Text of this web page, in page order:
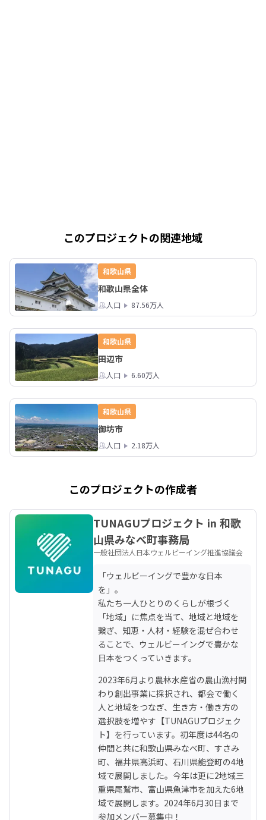
このプロジェクトの関連地域
和歌山県
和歌山県全体
人口 87.56万人
和歌山県
田辺市
人口 6.60万人
和歌山県
御坊市
人口 2.18万人
このプロジェクトの作成者
TUNAGUプロジェクト in 和歌
山県みなべ町事務局
一般社団法人日本ウェルビーイング推進協議会
「ウェルビーイングで豊かな日本
を」。
私たち一人ひとりのくらしが根づく
「地域」に焦点を当て、地域と地域を
繋ぎ、知恵・人材・経験を混ぜ合わせ
ることで、ウェルビーイングで豊かな
日本をつくっていきます。
2023年6月より農林水産省の農山漁村関
わり創出事業に採択され、都会で働く
人と地域をつなぎ、生き方・働き方の
選択肢を増やす【TUNAGUプロジェク
ト】を行っています。初年度は44名の
仲間と共に和歌山県みなべ町、すさみ
町、福井県高浜町、石川県能登町の4地
域で展開しました。今年は更に2地域三
重県尾鷲市、富山県魚津市を加えた6地
域で展開します。2024年6月30日まで
参加メンバー募集中！